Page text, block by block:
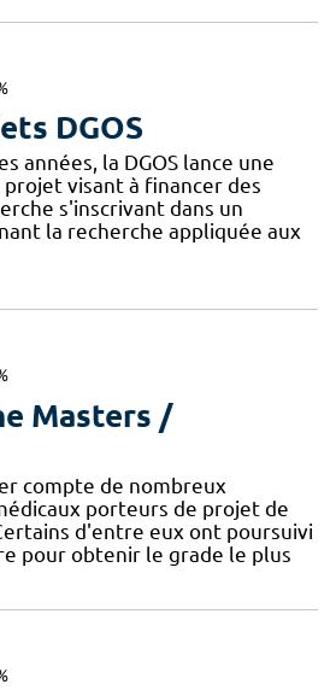
DGOS
années, la DGOS lance une
visant à financer des
s'inscrivant dans un
la recherche appliquée aux
Masters /
compte de nombreux
porteurs de projet de
d'entre eux ont poursuivi
pour obtenir le grade le plus